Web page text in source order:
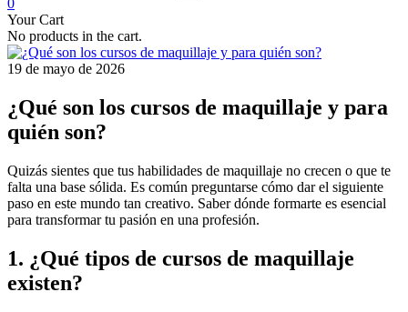
0
Your Cart
No products in the cart.
19 de mayo de 2026
¿Qué son los cursos de maquillaje y para
quién son?
Quizás sientes que tus habilidades de maquillaje no crecen o que te
falta una base sólida. Es común preguntarse cómo dar el siguiente
paso en este mundo tan creativo. Saber dónde formarte es esencial
para transformar tu pasión en una profesión.
1. ¿Qué tipos de cursos de maquillaje
existen?